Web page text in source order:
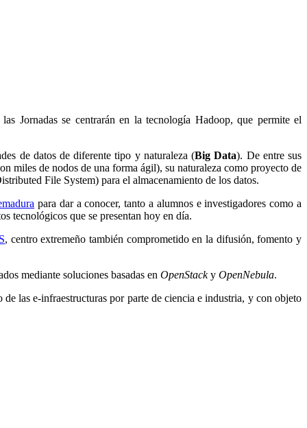
Jornadas se centrarán en la tecnología Hadoop, que permite el
de datos de diferente tipo y naturaleza (Big Data). De entre sus
miles de nodos de una forma ágil), su naturaleza como proyecto de
File System) para el almacenamiento de los datos.
para dar a conocer, tanto a alumnos e investigadores como a
tecnológicos que se presentan hoy en día.
, centro extremeño también comprometido en la difusión, fomento y
mediante soluciones basadas en OpenStacky OpenNebula.
las e-infraestructuras por parte de ciencia e industria, y con objeto